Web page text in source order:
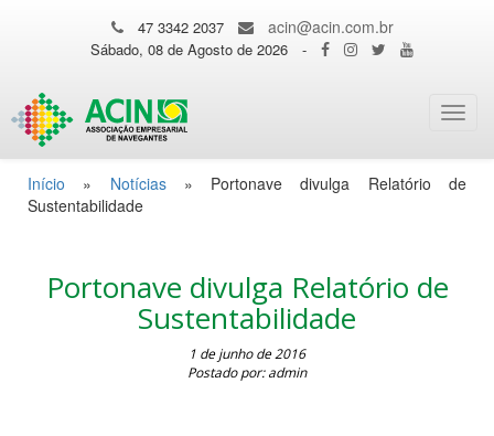
47 3342 2037 acin@acin.com.br
Sábado, 08 de Agosto de 2026 -
Início » Notícias» Portonave divulga Relatório de
Sustentabilidade
Portonave divulga Relatório de
Sustentabilidade
1 de junho de 2016
Postado por: admin